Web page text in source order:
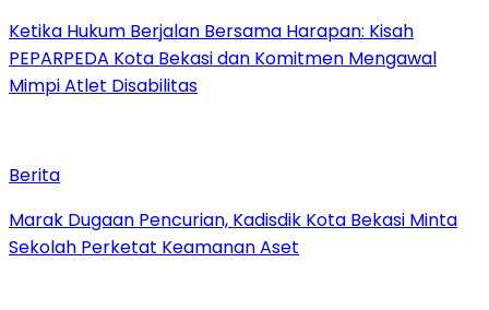
Ketika Hukum Berjalan Bersama Harapan: Kisah
PEPARPEDA Kota Bekasi dan Komitmen Mengawal
Mimpi Atlet Disabilitas
Berita
‎Marak Dugaan Pencurian, Kadisdik Kota Bekasi Minta
Sekolah Perketat Keamanan Aset